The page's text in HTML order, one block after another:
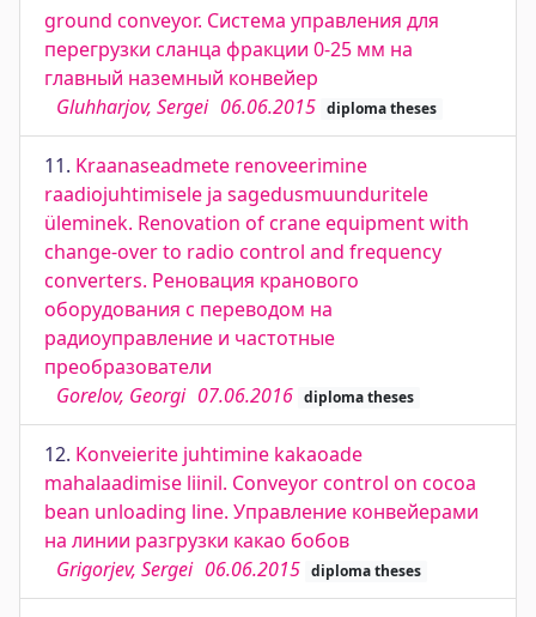
ground conveyor. Система управления для
перегрузки сланца фракции 0-25 мм на
главный наземный конвейер
Gluhharjov, Sergei 06.06.2015 diploma theses
11. Kraanaseadmete renoveerimine
raadiojuhtimisele ja sagedusmuunduritele
üleminek. Renovation of crane equipment with
change-over to radio control and frequency
converters. Реновация кранового
оборудования с переводом на
радиоуправление и частотные
преобразователи
Gorelov, Georgi 07.06.2016 diploma theses
12. Konveierite juhtimine kakaoade
mahalaadimise liinil. Conveyor control on cocoa
bean unloading line. Управление конвейерами
на линии разгрузки какао бобов
Grigorjev, Sergei 06.06.2015 diploma theses